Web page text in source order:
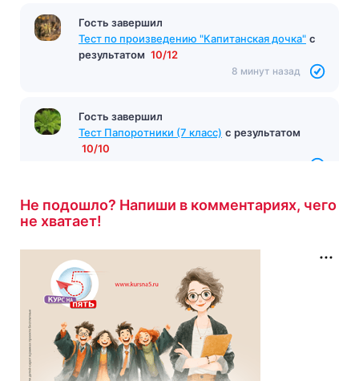
Гость завершил
Тест по произведению "Капитанская дочка" с
результатом 10/12
8 минут назад
Гость завершил
Тест Папоротники (7 класс) с результатом
10/10
Не подошло? Напиши в комментариях, чего
не хватает!